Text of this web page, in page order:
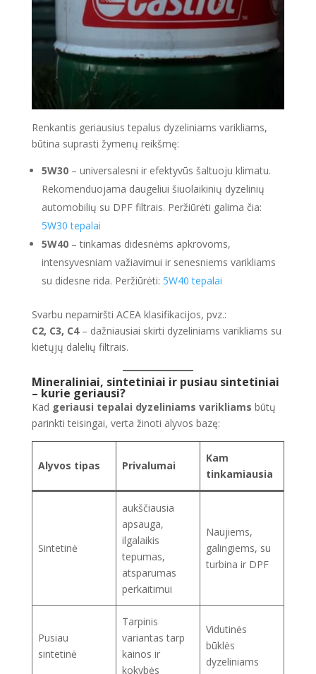
Renkantis geriausius tepalus dyzeliniams varikliams,
būtina suprasti žymenų reikšmę:
5W30– universalesni ir efektyvūs šaltuoju klimatu.
Rekomenduojama daugeliui šiuolaikinių dyzelinių
automobilių su DPF filtrais. Peržiūrėti galima čia:
5W30 tepalai
5W40– tinkamas didesnėms apkrovoms,
intensyvesniam važiavimui ir senesniems varikliams
su didesne rida. Peržiūrėti: 5W40 tepalai
Svarbu nepamiršti ACEA klasifikacijos, pvz.:
C2, C3, C4– dažniausiai skirti dyzeliniams varikliams su
kietųjų dalelių filtrais.
Mineraliniai, sintetiniai ir pusiau sintetiniai
– kurie geriausi?
Kad geriausi tepalai dyzeliniams varikliams būtų
parinkti teisingai, verta žinoti alyvos bazę:
Alyvos tipas Privalumai
Kam
tinkamiausia
Sintetinė
aukščiausia
apsauga,
ilgalaikis
tepumas,
atsparumas
perkaitimui
Naujiems,
galingiems, su
turbina ir DPF
Pusiau
sintetinė
Tarpinis
variantas tarp
kainos ir
kokybės
Vidutinės
būklės
dyzeliniams